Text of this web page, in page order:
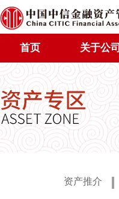
首页 关于公司
资产推介